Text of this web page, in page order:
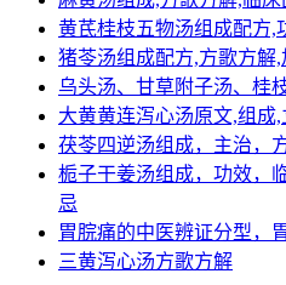
黄芪桂枝五物汤组成配方,
猪苓汤组成配方,方歌方解
乌头汤、甘草附子汤、桂
大黄黄连泻心汤原文,组成
茯苓四逆汤组成，主治，
栀子干姜汤组成，功效，
忌
胃脘痛的中医辨证分型，
三黄泻心汤方歌方解